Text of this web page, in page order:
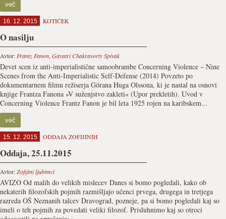
več
16. 12. 2015 KOTIČEK
O nasilju
Avtor: Frantz Fanon, Gayatri Chakravorty Spivak
Devet scen iz anti-imperialistične samoobrambe Concerning Violence – Nine
Scenes from the Anti-Imperialistic Self-Defense (2014) Povzeto po
dokumentarnem filmu režiserja Görana Huga Olssona, ki je nastal na osnovi
knjige Frantza Fanona »V suženjstvo zakleti« (Upor prekletih). Uvod v
Concerning Violence Frantz Fanon je bil leta 1925 rojen na karibskem...
več
15. 12. 2015 ODDAJA ZOFIJINIH
Oddaja, 25.11.2015
Avtor:Zofijini ljubimci
AVIZO Od malih do velikih mislecev Danes si bomo pogledali, kako ob
nekaterih filozofskih pojmih razmišljajo učenci prvega, drugega in tretjega
razreda OŠ Neznanih talcev Dravograd, pozneje, pa si bomo pogledali kaj so
imeli o teh pojmih za povedati veliki filozof. Prisluhnimo kaj so otroci